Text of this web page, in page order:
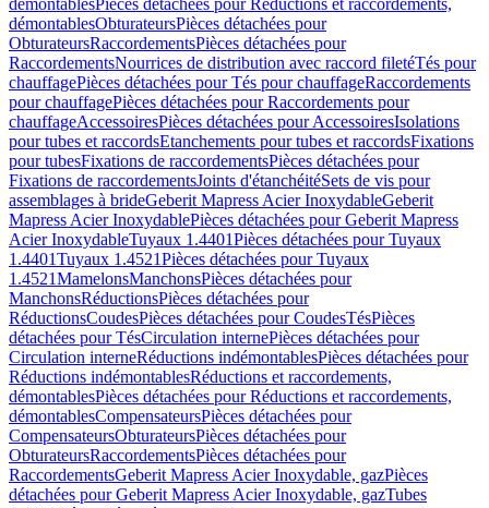
démontablesPièces détachées pour Réductions et raccordements,
démontablesObturateursPièces détachées pour
ObturateursRaccordementsPièces détachées pour
RaccordementsNourrices de distribution avec raccord filetéTés pour
chauffagePièces détachées pour Tés pour chauffageRaccordements
pour chauffagePièces détachées pour Raccordements pour
chauffageAccessoiresPièces détachées pour AccessoiresIsolations
pour tubes et raccordsEtanchements pour tubes et raccordsFixations
pour tubesFixations de raccordementsPièces détachées pour
Fixations de raccordementsJoints d'étanchéitéSets de vis pour
assemblages à brideGeberit Mapress Acier InoxydableGeberit
Mapress Acier InoxydablePièces détachées pour Geberit Mapress
Acier InoxydableTuyaux 1.4401Pièces détachées pour Tuyaux
1.4401Tuyaux 1.4521Pièces détachées pour Tuyaux
1.4521MamelonsManchonsPièces détachées pour
ManchonsRéductionsPièces détachées pour
RéductionsCoudesPièces détachées pour CoudesTésPièces
détachées pour TésCirculation internePièces détachées pour
Circulation interneRéductions indémontablesPièces détachées pour
Réductions indémontablesRéductions et raccordements,
démontablesPièces détachées pour Réductions et raccordements,
démontablesCompensateursPièces détachées pour
CompensateursObturateursPièces détachées pour
ObturateursRaccordementsPièces détachées pour
RaccordementsGeberit Mapress Acier Inoxydable, gazPièces
détachées pour Geberit Mapress Acier Inoxydable, gazTubes